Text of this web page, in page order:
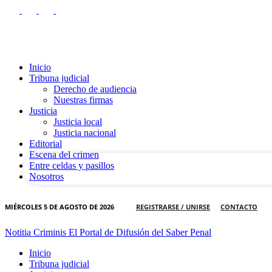
Inicio
Tribuna judicial
Derecho de audiencia
Nuestras firmas
Justicia
Justicia local
Justicia nacional
Editorial
Escena del crimen
Entre celdas y pasillos
Nosotros
tu contraseña
MIÉRCOLES 5 DE AGOSTO DE 2026 REGISTRARSE / UNIRSE CONTACTO
Notitia Criminis El Portal de Difusión del Saber Penal
Inicio
Tribuna judicial